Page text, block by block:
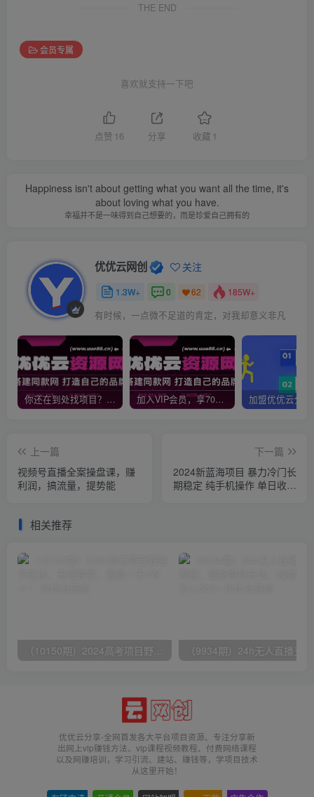
THE END
会员专属
喜欢就支持一下吧
点赞 16 分享 收藏 1
Happiness isn't about getting what you want all the time, it's
about loving what you have.
幸福并不是一味得到自己想要的，而是珍爱自己拥有的
优优云网创 关注
1.3W+ 0 62 185W+
有时候，一点微不足道的肯定，对我却意义非凡
你还在到处找项目？还在当韭菜？我靠网创资源站一个月收入5万+，曾经我也是个失败者。 加入VIP会员，享70%的推广提成，免费学习多种网上创业课程，菜鸟秒变大神！
上一篇
视频号直播全案操盘课，赚
利润，搞流量，提势能
下一篇
2024新蓝海项目 暴力冷门长
期稳定 纯手机操作 单日收益
相关推荐
优优云分享-全网首发各大平台项目资源、专注分享新
出网上vip赚钱方法、vip课程视频教程、付费网络课程
以及网赚培训，学习引流、建站、赚钱等，学项目技术
从这里开始！